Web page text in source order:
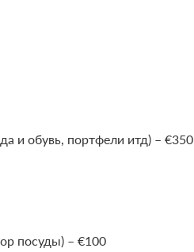
и обувь, портфели итд) – €350
посуды) – €100